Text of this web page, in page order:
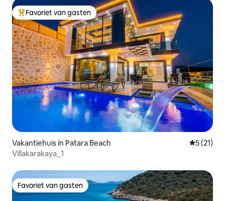
Topfavoriet van gasten
Favoriet van gasten
Vakantiehuis in Patara Beach
5 (21)
Villakarakaya_1
Favoriet van gasten
Favoriet van gasten